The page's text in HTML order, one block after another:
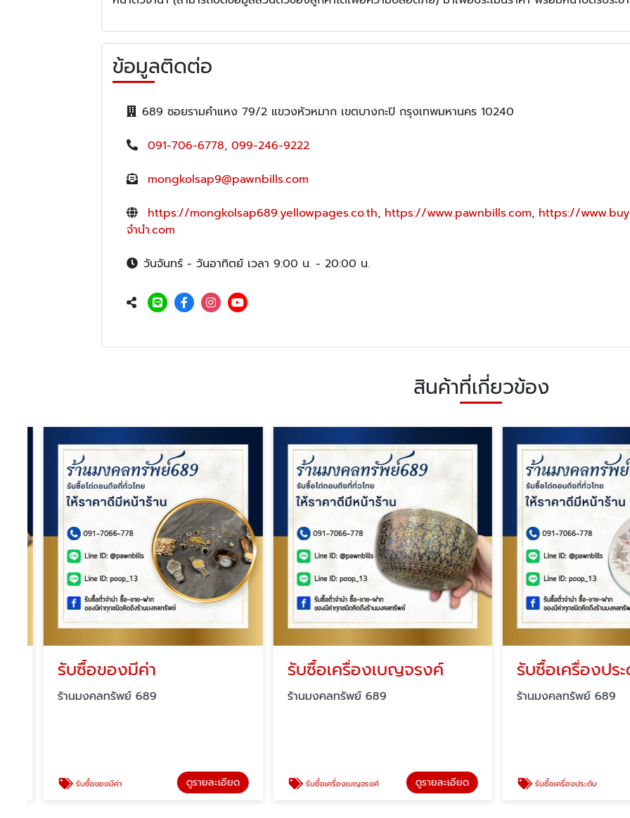
ข้อมูลติดต่อ
689 ซอยรามคำแหง 79/2 แขวงหัวหมาก เขตบางกะปิ กรุงเทพมหานคร 10240
091-706-6778, 099-246-9222
mongkolsap9@pawnbills.com
https://mongkolsap689.yellowpages.co.th, https://www.pawnbills.com, https://
จำนำ.com
วันจันทร์ - วันอาทิตย์ เวลา 9:00 น. - 20:00 น.
สินค้าที่เกี่ยวข้อง
รับซื้อของมีค่า
ร้านมงคลทรัพย์ 689
รับซื้อของมีค่า ดูรายละเอียด
รับซื้อเครื่องเบญจรงค์
ร้านมงคลทรัพย์ 689
รับซื้อเครื่องเบญจรงค์ ดูรายละเอียด
รับซื้อเครื่องประดั
ร้านมงคลทรัพย์ 689
รับซื้อเครื่องประดับ